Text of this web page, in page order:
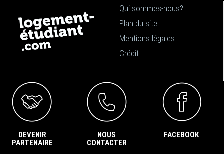
Qui sommes-nous?
Plan du site
Mentions légales
Crédit
DEVENIR
PARTENAIRE
NOUS
CONTACTER
FACEBOOK